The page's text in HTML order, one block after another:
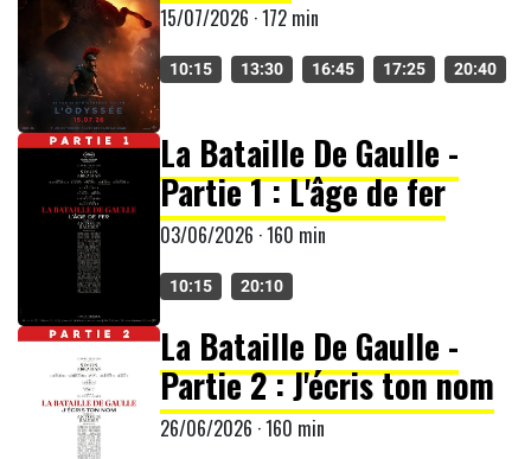
15/07/2026 · 172 min
10:15 13:30 16:45 17:25 20:40
La Bataille De Gaulle -
Partie 1 : L'âge de fer
03/06/2026 · 160 min
10:15 20:10
La Bataille De Gaulle -
Partie 2 : J'écris ton nom
26/06/2026 · 160 min